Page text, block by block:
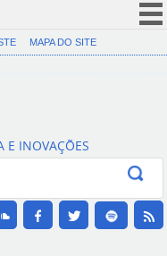
(COVID-19)
Canais
MAPA DO SITE
E INOVAÇÕES